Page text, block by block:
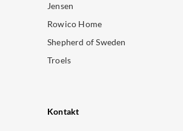
Jensen
Rowico Home
Shepherd of Sweden
Troels
Kontakt